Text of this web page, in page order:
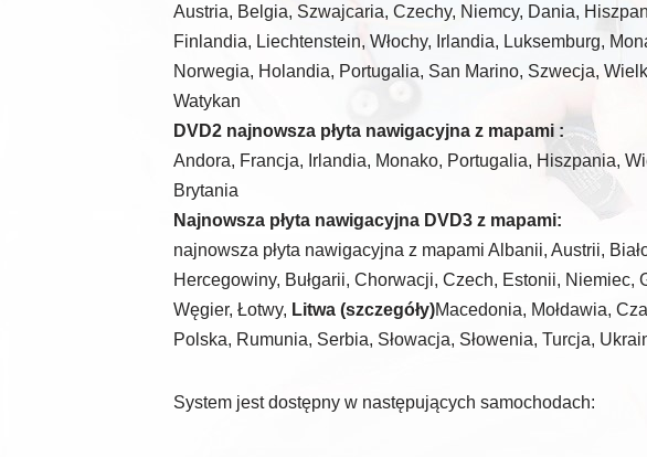
Austria, Belgia, Szwajcaria, Czechy, Niemcy, Dania,
Finlandia, Liechtenstein, Włochy, Irlandia, Luksemburg,
Norwegia, Holandia, Portugalia, San Marino, Szwecja,
Watykan
DVD2 najnowsza płyta nawigacyjna z mapami :
Andora, Francja, Irlandia, Monako, Portugalia, Hiszpania,
Brytania
Najnowsza płyta nawigacyjna DVD3 z mapami:
najnowsza płyta nawigacyjna z mapami Albanii, Austrii,
Hercegowiny, Bułgarii, Chorwacji, Czech, Estonii, Niemiec,
Węgier, Łotwy, Litwa (szczegóły)Macedonia, Mołdawia,
Polska, Rumunia, Serbia, Słowacja, Słowenia, Turcja,
System jest dostępny w następujących samochodach: